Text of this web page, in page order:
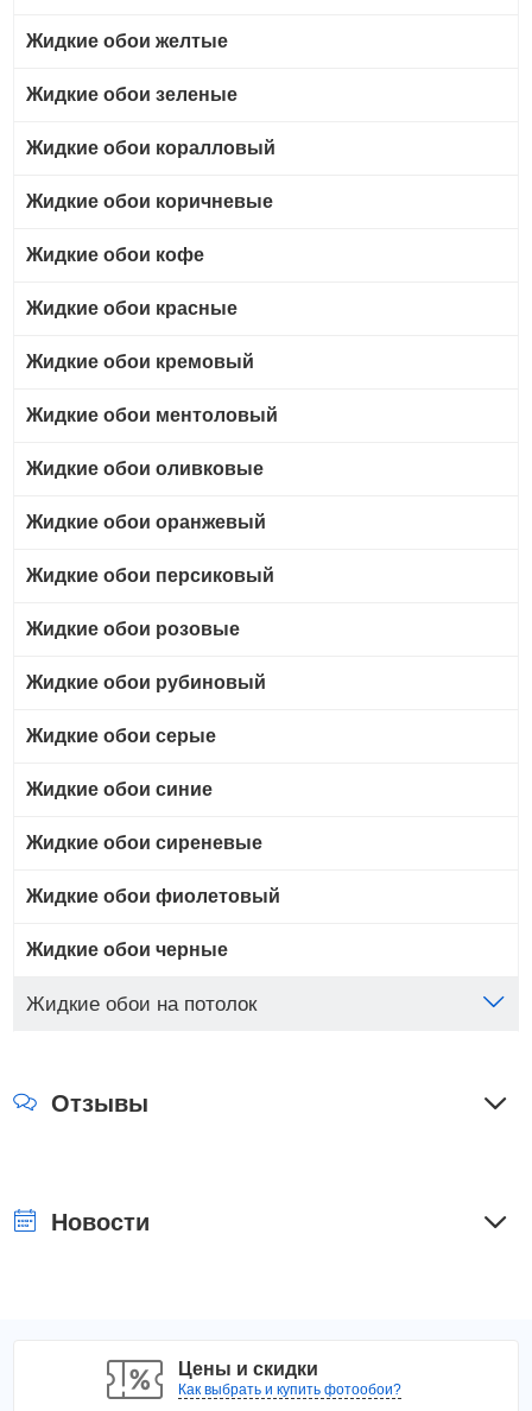
Жидкие обои желтые
Жидкие обои зеленые
Жидкие обои коралловый
Жидкие обои коричневые
Жидкие обои кофе
Жидкие обои красные
Жидкие обои кремовый
Жидкие обои ментоловый
Жидкие обои оливковые
Жидкие обои оранжевый
Жидкие обои персиковый
Жидкие обои розовые
Жидкие обои рубиновый
Жидкие обои серые
Жидкие обои синие
Жидкие обои сиреневые
Жидкие обои фиолетовый
Жидкие обои черные
Жидкие обои на потолок
Отзывы
Новости
Цены и скидки
Как выбрать и купить фотообои?